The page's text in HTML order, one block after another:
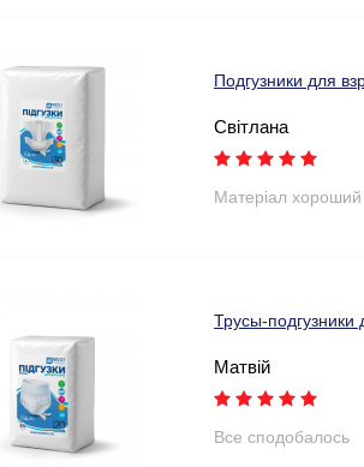
Подгузники для
Світлана
Матеріал хороший
Трусы-
Матвій
Все сподобалось